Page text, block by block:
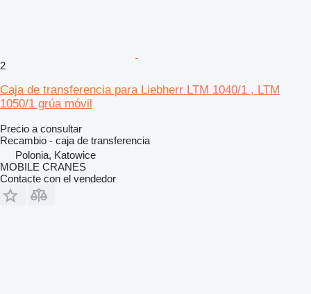
2
Caja de transferencia para Liebherr LTM 1040/1 , LTM
1050/1 grúa móvil
Precio a consultar
Recambio - caja de transferencia
Polonia, Katowice
MOBILE CRANES
Contacte con el vendedor